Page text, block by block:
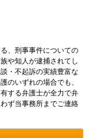
、刑事事件についての
や知人が逮捕されてし
・不起訴の実績豊富な
のいずれの場合でも、
する弁護士が全力で弁
ず当事務所までご連絡